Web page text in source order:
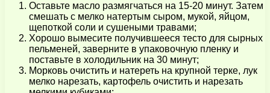
Оставьте масло размягчаться на 15-20 минут. Затем
смешать с мелко натертым сыром, мукой, яйцом,
щепоткой соли и сушеными травами;
Хорошо вымесите получившееся тесто для сырных
пельменей, заверните в упаковочную пленку и
поставьте в холодильник на 30 минут;
Морковь очистить и натереть на крупной терке, лук
мелко нарезать, картофель очистить и нарезать